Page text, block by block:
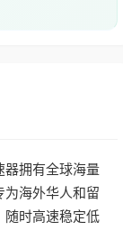
器拥有全球海量
为海外华人和留
随时高速稳定低